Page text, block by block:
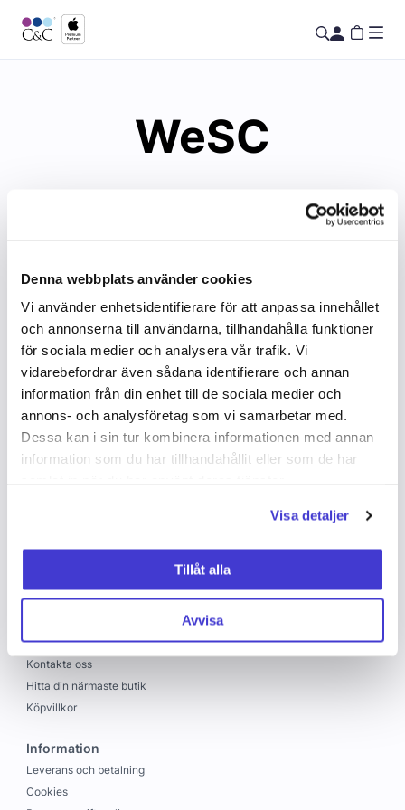
Denna webbplats använder cookies
Vi använder enhetsidentifierare för att anpassa innehållet
och annonserna till användarna, tillhandahålla funktioner
för sociala medier och analysera vår trafik. Vi
vidarebefordrar även sådana identifierare och annan
information från din enhet till de sociala medier och
annons- och analysföretag som vi samarbetar med.
Dessa kan i sin tur kombinera informationen med annan
information som du har tillhandahållit eller som de har
Visa detaljer
Tillåt alla
Avvisa
WeSC
Vendre
C&C
Jobba hos oss
Kontakta oss
Hitta din närmaste butik
Köpvillkor
Information
Leverans och betalning
Cookies